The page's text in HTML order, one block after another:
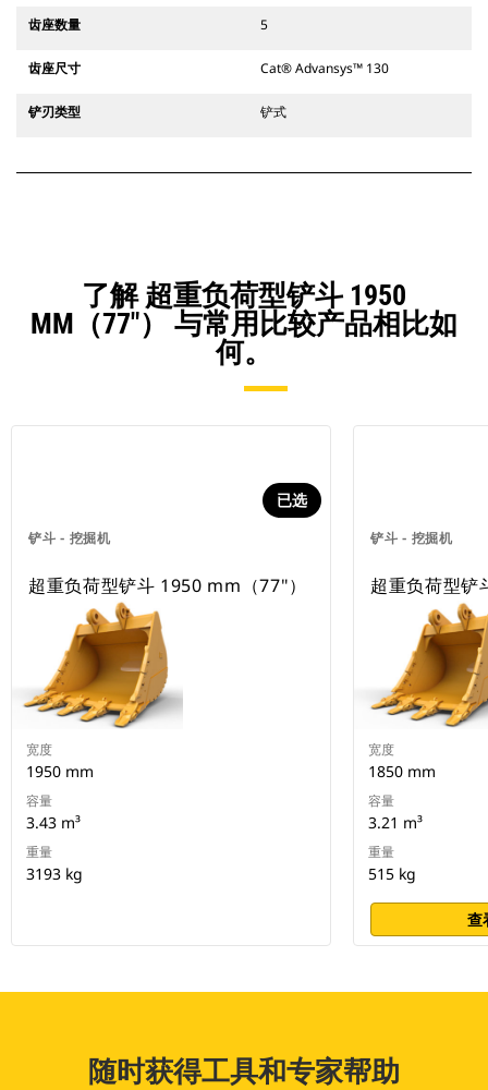
齿座数量 5
齿座尺寸 Cat® Advansys™ 130
铲刃类型 铲式
了解 超重负荷型铲斗 1950
MM（77"） 与常用比较产品相比如
何。
铲斗 - 挖掘机
已选
超重负荷型铲斗 1950 mm（77"）
宽度
1950 mm
容量
3.43 m³
重量
3193 kg
铲斗 - 挖掘机
超重负荷型
宽度
1850 mm
容量
3.21 m³
重量
515 kg
查
随时获得工具和专家帮助